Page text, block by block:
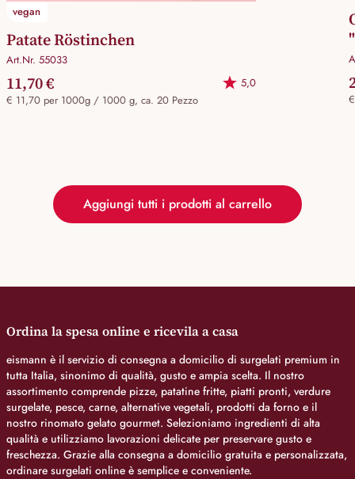
vegan
Patate Röstinchen
Art.Nr. 55033
11,70 €
5,0
€ 11,70 per 1000g / 1000 g, ca. 20 Pezzo
Aggiungi tutti i prodotti al carrello
Ordina la spesa online e ricevila a casa
eismann è il servizio di consegna a domicilio di surgelati premium in
tutta Italia, sinonimo di qualità, gusto e ampia scelta. Il nostro
assortimento comprende pizze, patatine fritte, piatti pronti, verdure
surgelate, pesce, carne, alternative vegetali, prodotti da forno e il
nostro rinomato gelato gourmet. Selezioniamo ingredienti di alta
qualità e utilizziamo lavorazioni delicate per preservare gusto e
freschezza. Grazie alla consegna a domicilio gratuita e personalizzata,
ordinare surgelati online è semplice e conveniente.